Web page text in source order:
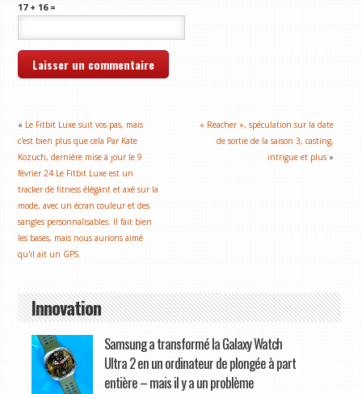
17 + 16 =
« Le Fitbit Luxe suit vos pas, mais
c'est bien plus que cela Par Kate
Kozuch, dernière mise à jour le 9
février 24 Le Fitbit Luxe est un
tracker de fitness élégant et axé sur la
mode, avec un écran couleur et des
sangles personnalisables. Il fait bien
les bases, mais nous aurions aimé
qu'il ait un GPS.
« Reacher », spéculation sur la date
de sortie de la saison 3, casting,
intrigue et plus »
Innovation
Samsung a transformé la Galaxy Watch
Ultra 2 en un ordinateur de plongée à part
entière – mais il y a un problème